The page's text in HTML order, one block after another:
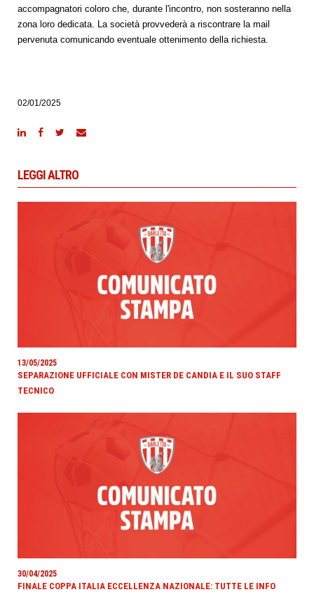
accompagnatori coloro che, durante l'incontro, non sosteranno nella
zona loro dedicata. La società provvederà a riscontrare la mail
pervenuta comunicando eventuale ottenimento della richiesta.
02/01/2025
LEGGI ALTRO
13/05/2025
SEPARAZIONE UFFICIALE CON MISTER DE CANDIA E IL SUO STAFF
TECNICO
30/04/2025
FINALE COPPA ITALIA ECCELLENZA NAZIONALE: TUTTE LE INFO